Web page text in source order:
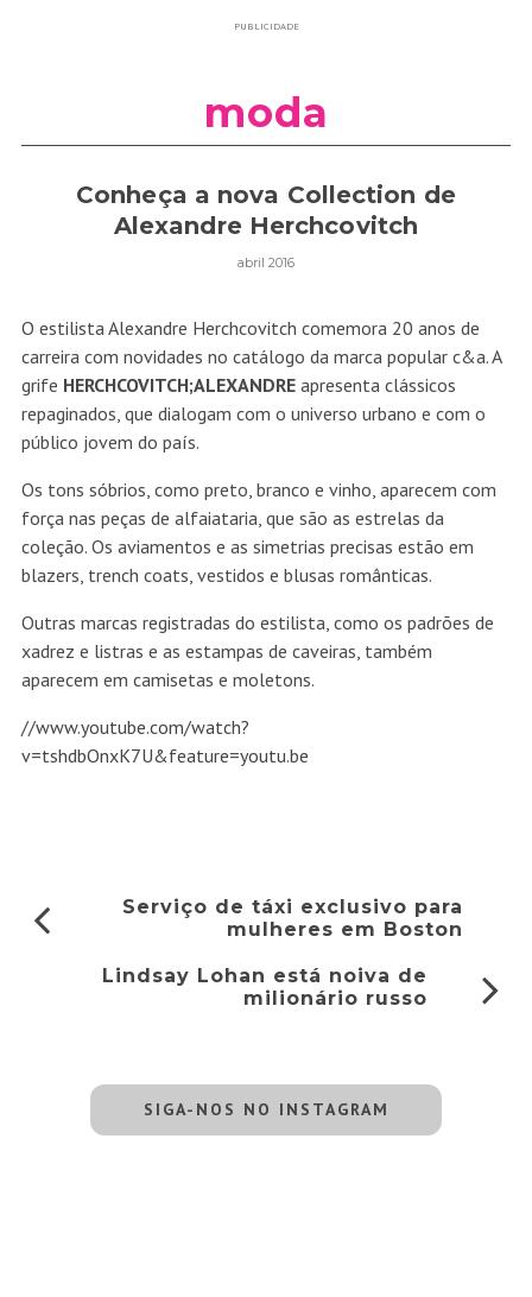
PUBLICIDADE
moda
Conheça a nova Collection de
Alexandre Herchcovitch
abril 2016
O estilista Alexandre Herchcovitch comemora 20 anos de
carreira com novidades no catálogo da marca popular c&a. A
grife HERCHCOVITCH;ALEXANDRE apresenta clássicos
repaginados, que dialogam com o universo urbano e com o
público jovem do país.
Os tons sóbrios, como preto, branco e vinho, aparecem com
força nas peças de alfaiataria, que são as estrelas da
coleção. Os aviamentos e as simetrias precisas estão em
blazers, trench coats, vestidos e blusas românticas.
Outras marcas registradas do estilista, como os padrões de
xadrez e listras e as estampas de caveiras, também
aparecem em camisetas e moletons.
//www.youtube.com/watch?
v=tshdbOnxK7U&feature=youtu.be
Serviço de táxi exclusivo para
mulheres em Boston
Lindsay Lohan está noiva de
milionário russo
SIGA-NOS NO INSTAGRAM